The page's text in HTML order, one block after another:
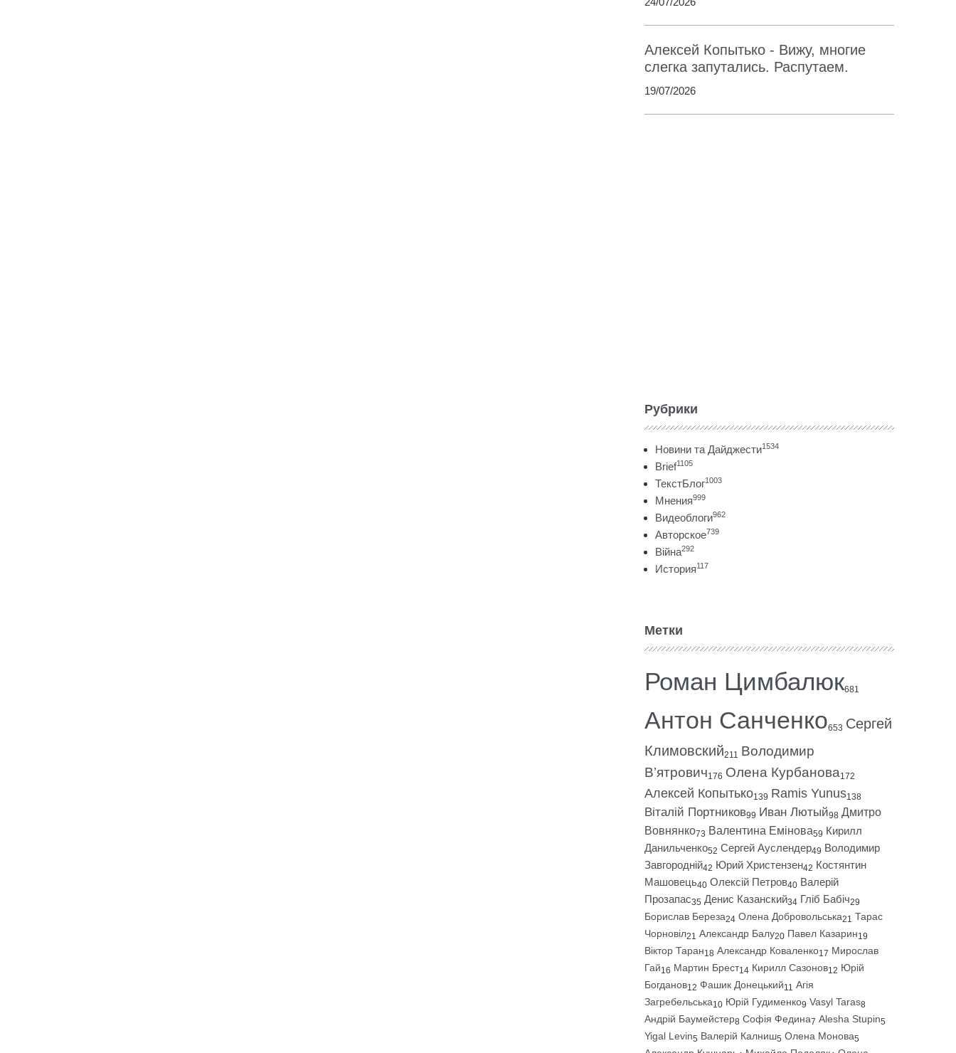
Алексей Копытько - Вижу, многие
слегка запутались. Распутаем.
19/07/2026
Рубрики
Новини та Дайджести1534
Brief1105
ТекстБлог1003
Мнения999
Видеоблоги962
Авторское739
Війна292
История117
Метки
Роман Цимбалюк681
Антон Санченко653 Сергей
Климовский211 Володимир
В’ятрович176 Олена Курбанова172
Алексей Копытько139 Ramis Yunus138
Віталій Портников99 Иван Лютый98 Дмитро
Вовнянко73 Валентина Емінова59 Кирилл
Данильченко52 Сергей Ауслендер49 Володимир
Завгородній42 Юрий Христензен42 Костянтин
Машовець40 Олексій Петров40 Валерій
Прозапас35 Денис Казанский34 Гліб Бабіч29
Борислав Береза24 Олена Добровольська21 Тарас
Чорновіл21 Александр Балу20 Павел Казарин19
Віктор Таран18 Александр Коваленко17 Мирослав
Гай16 Мартин Брест14 Кирилл Сазонов12 Юрій
Богданов12 Фашик Донецький11 Агія
Загребельська10 Юрій Гудименко9 Vasyl Taras8
Андрій Баумейстер8 Софія Федина7 Alesha Stupin5
Yigal Levin5 Валерій Калниш5 Олена Монова5